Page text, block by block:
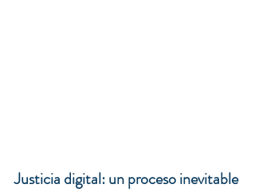
Justicia digital: un proceso inevitable